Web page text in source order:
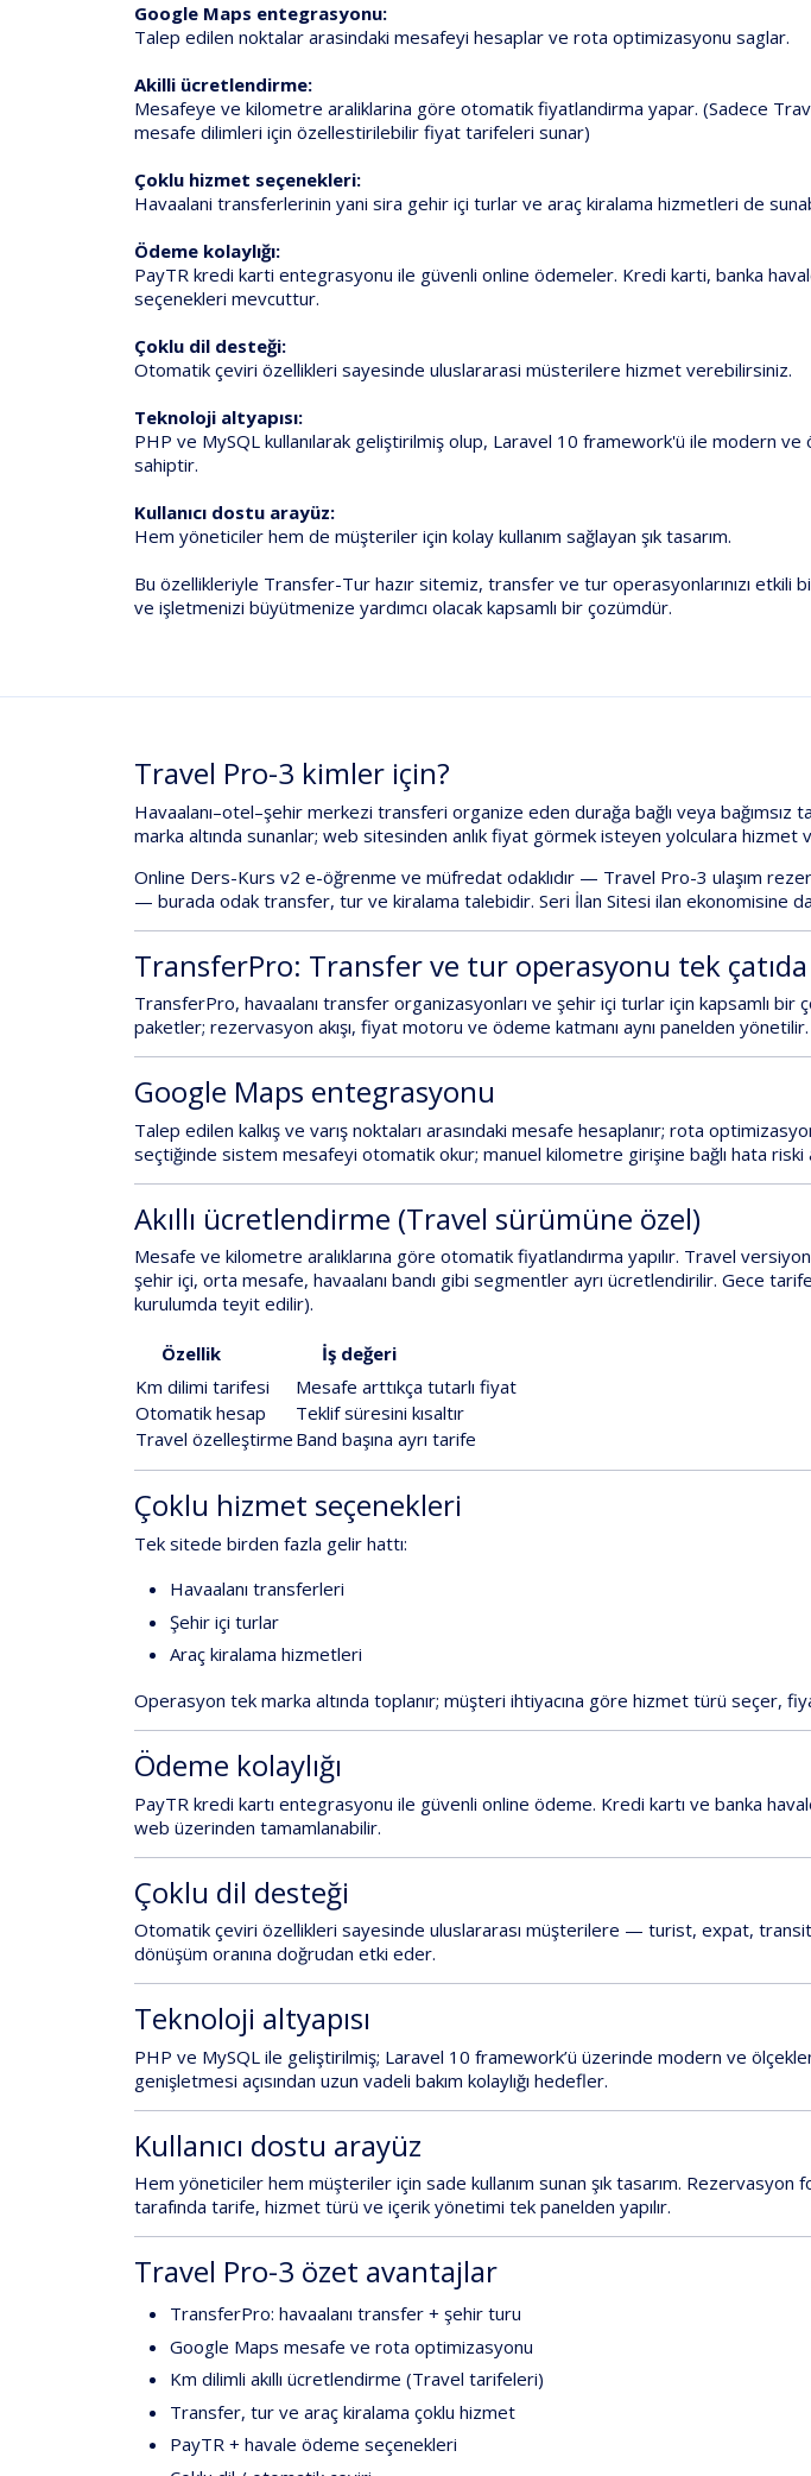
Google Maps entegrasyonu:
Talep edilen noktalar arasindaki mesafeyi hesaplar ve rota optimizasyonu saglar.
Akilli ücretlendirme:
Mesafeye ve kilometre araliklarina göre otomatik fiyatlandirma yapar. (Sadece
mesafe dilimleri için özellestirilebilir fiyat tarifeleri sunar)
Çoklu hizmet seçenekleri:
Havaalani transferlerinin yani sira gehir içi turlar ve araç kiralama hizmetleri de
Ödeme kolaylığı:
PayTR kredi karti entegrasyonu ile güvenli online ödemeler. Kredi karti, banka
seçenekleri mevcuttur.
Çoklu dil desteği:
Otomatik çeviri özellikleri sayesinde uluslararasi müsterilere hizmet verebilirsiniz.
Teknoloji altyapısı:
PHP ve MySQL kullanılarak geliştirilmiş olup, Laravel 10 framework'ü ile modern ve
sahiptir.
Kullanıcı dostu arayüz:
Hem yöneticiler hem de müşteriler için kolay kullanım sağlayan şık tasarım.
Bu özellikleriyle Transfer-Tur hazır sitemiz, transfer ve tur operasyonlarınızı etkili
ve işletmenizi büyütmenize yardımcı olacak kapsamlı bir çozümdür.
Travel Pro-3 kimler için?
Havaalanı–otel–şehir merkezi transferi organize eden durağa bağlı veya bağımsız
marka altında sunanlar; web sitesindenanlık fiyat görmek isteyen yolculara hizmet
Online Ders-Kurs v2 e-öğrenme ve müfredat odaklıdır — Travel Pro-3 ulaşım
— burada odaktransfer, tur ve kiralama talebidir.Seri İlan Sitesi ilan ekonomisine
TransferPro: Transfer ve tur operasyonu tek çatıda
TransferPro, havaalanı transfer organizasyonları ve şehir içi turlar için kapsamlı
paketler; rezervasyon akışı, fiyat motoru ve ödeme katmanı aynı panelden yönetilir.
Google Maps entegrasyonu
Talep edilenkalkış ve varış noktaları arasındaki mesafe hesaplanır;rota
seçtiğinde sistem mesafeyi otomatik okur; manuel kilometre girişine bağlı hata riski
Akıllı ücretlendirme (Travel sürümüne özel)
Mesafe vekilometre aralıklarına göreotomatik fiyatlandırma yapılır. Travel
şehir içi, orta mesafe, havaalanı bandı gibi segmentler ayrı ücretlendirilir. Gece
kurulumda teyit edilir).
Özellik
İş değeri
Km dilimi tarifesi
Mesafe arttıkça tutarlı fiyat
Otomatik hesap
Teklif süresini kısaltır
Travel özelleştirme Band başına ayrı tarife
Çoklu hizmet seçenekleri
Tek sitede birden fazla gelir hattı:
Havaalanı transferleri
Şehir içi turlar
Araç kiralama hizmetleri
Operasyon tek marka altında toplanır; müşteri ihtiyacına göre hizmet türü seçer,
Ödeme kolaylığı
PayTR kredi kartı entegrasyonu ile güvenli online ödeme. Kredi kartı vebanka
web üzerinden tamamlanabilir.
Çoklu dil desteği
Otomatik çeviri özellikleri sayesinde uluslararası müşterilere — turist, expat,
dönüşüm oranına doğrudan etki eder.
Teknoloji altyapısı
PHP ve MySQL ile geliştirilmiş; Laravel 10 framework’ü üzerinde modern ve
genişletmesi açısından uzun vadeli bakım kolaylığı hedefler.
Kullanıcı dostu arayüz
Hemyöneticiler hemmüşteriler için sade kullanım sunan şık tasarım.
tarafında tarife, hizmet türü ve içerik yönetimi tek panelden yapılır.
Travel Pro-3 özet avantajlar
TransferPro: havaalanı transfer + şehir turu
Google Maps mesafe ve rota optimizasyonu
Km dilimli akıllı ücretlendirme (Travel tarifeleri)
Transfer, tur ve araç kiralama çoklu hizmet
PayTR + havale ödeme seçenekleri